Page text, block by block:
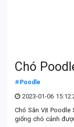
Chó
Poodle
2023-01-06
Chó Săn Vịt
giống chó cảnh